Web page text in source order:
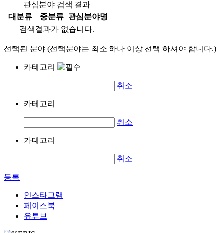
관심분야 검색 결과
대분류
중분류
관심분야명
검색결과가 없습니다.
선택된 분야 (선택분야는 최소 하나 이상 선택 하셔야 합니다.)
카테고리
취소
카테고리
취소
카테고리
취소
등록
인스타그램
페이스북
유튜브